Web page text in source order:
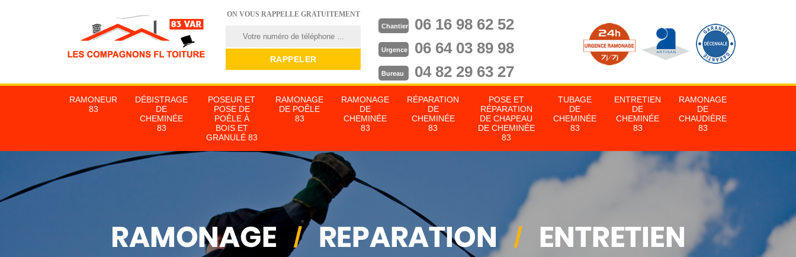
ON VOUS RAPPELLE GRATUITEMENT
Chantier 06 16 98 62 52
Urgence 06 64 03 89 98
Bureau 04 82 29 63 27
RAMONEUR
83
DÉBISTRAGE
DE
CHEMINÉE
83
POSEUR ET
POSE DE
POÊLE À
BOIS ET
GRANULÉ 83
RAMONAGE
DE POÊLE
83
RAMONAGE
DE
CHEMINÉE
83
RÉPARATION
DE
CHEMINÉE
83
POSE ET
RÉPARATION
DE CHAPEAU
DE CHEMINÉE
83
TUBAGE
DE
CHEMINÉE
83
ENTRETIEN
DE
CHEMINÉE
83
RAMONAGE
DE
CHAUDIÈRE
83